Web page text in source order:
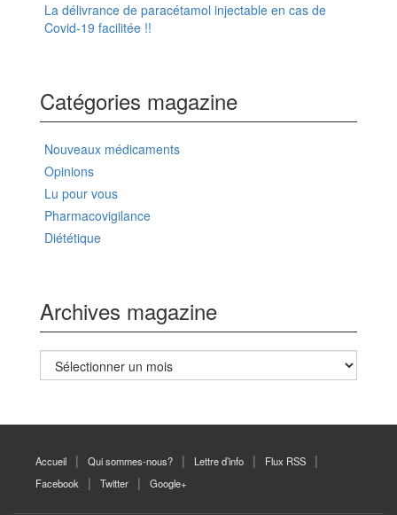
La délivrance de paracétamol injectable en cas de
Covid-19 facilitée !!
Catégories magazine
Nouveaux médicaments
Opinions
Lu pour vous
Pharmacovigilance
Diététique
Archives magazine
Archives
magazine
Accueil Qui sommes-nous? Lettre d’info
Flux RSS
Facebook
Twitter Google+